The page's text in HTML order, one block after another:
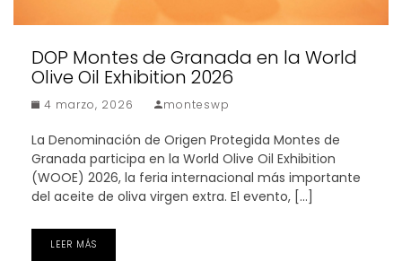
DOP Montes de Granada en la World
Olive Oil Exhibition 2026
4 marzo, 2026 monteswp
La Denominación de Origen Protegida Montes de
Granada participa en la World Olive Oil Exhibition
(WOOE) 2026, la feria internacional más importante
del aceite de oliva virgen extra. El evento, […]
LEER MÁS